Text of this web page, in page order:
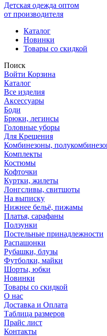
Детская одежда оптом
от производителя
Каталог
Новинки
Товары со скидкой
Поиск
Войти Корзина
Каталог
Все изделия
Аксесcуары
Боди
Брюки, легинсы
Головные уборы
Для Крещения
Комбинезоны,
Комплекты
Костюмы
Кофточки
Куртки, жилеты
Лонгсливы, свитшоты
На выписку
Нижнее бельё, пижамы
Платья, сарафаны
Ползунки
Постельные принадлежности
Распашонки
Рубашки, блузы
Футболки, майки
Шорты, юбки
Новинки
Товары со скидкой
О нас
Доставка и Оплата
Таблица размеров
Прайс лист
Контакты